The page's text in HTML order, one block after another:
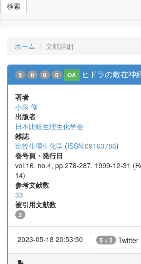
検索
ホーム 文献詳細
5 0 0 0 OA ヒドラの散在神
著者
小泉 修
出版者
日本比較生理生化学会
雑誌
比較生理生化学 (ISSN:09163786)
巻号頁・発行日
vol.16, no.4, pp.278-287, 1999-12-31
14)
参考文献数
33
被引用文献数
3
2023-05-18 20:53:50 5 + 2 Twitter